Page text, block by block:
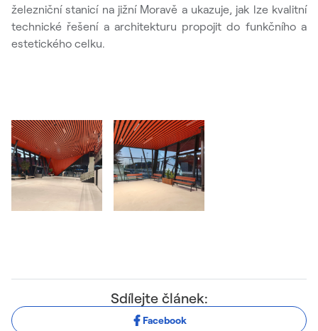
železniční stanicí na jižní Moravě a ukazuje, jak lze kvalitní
technické řešení a architekturu propojit do funkčního a
estetického celku.
Sdílejte článek:
Facebook